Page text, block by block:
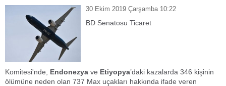
30 Ekim 2019 Çarşamba 10:22
BD Senatosu Ticaret
Komitesi'nde, Endonezya ve Etiyopya’daki kazalarda 346 kişinin
ölümüne neden olan 737 Max uçakları hakkında ifade veren